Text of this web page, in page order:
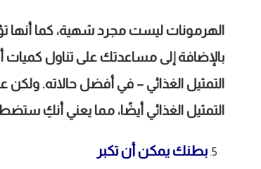
الهرمونات ليست مجرد شهية، كما أنها
بالإضافة إلى مساعدتك على تناول كميات
التمثيل الغذائي – في أفضل حالاته. ولكن
التمثيل الغذائي أيضًا، مما يعني أنكِ
بطنك يمكن أن تكبر